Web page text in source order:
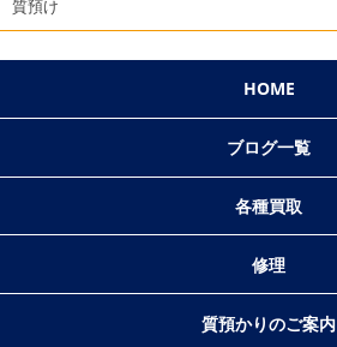
質預け
HOME
ブログ一覧
各種買取
修理
質預かりのご案内